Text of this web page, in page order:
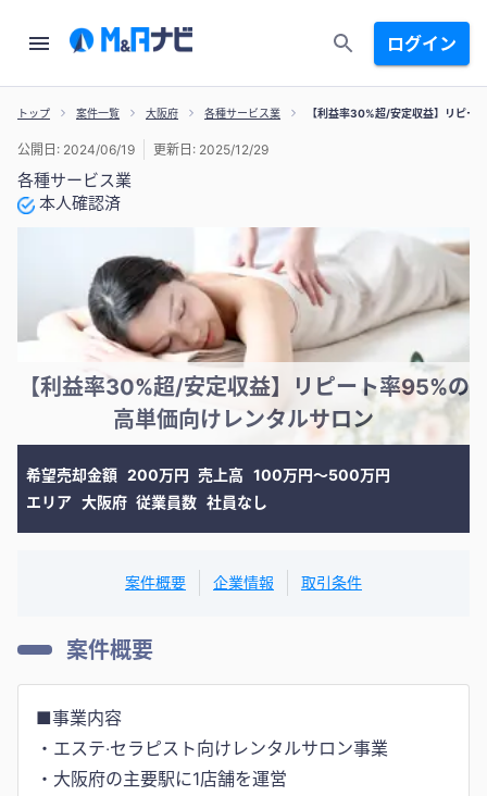
ログイン
トップ 案件一覧 大阪府 各種サービス業 【利益率30%超/安定収益】リピー
各種サービス業
本人確認済
公開日: 2024/06/19 更新日: 2025/12/29
【利益率30%超/安定収益】リピート率95%の
高単価向けレンタルサロン
希望売却金額 200万円 売上高 100万円〜500万円
エリア 大阪府 従業員数 社員なし
案件概要 企業情報 取引条件
案件概要
■事業内容
・エステ‧セラピスト向けレンタルサロン事業
・大阪府の主要駅に1店舗を運営